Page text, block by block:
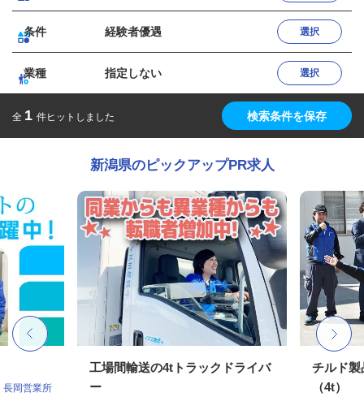
条件 経験者優遇 選択
業種 指定しない 選択
全 1 件ヒットしました 検索条件を保存
新潟県のピックアップPR求人
岡営業所
工場間輸送の4tトラックドライバ
ー
チルド製
（4t）